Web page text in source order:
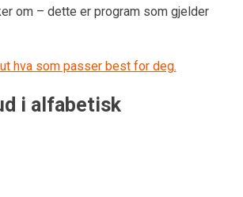
om – dette er program som gjelder
hva som passer best for deg.
i alfabetisk